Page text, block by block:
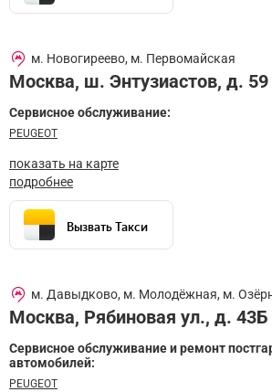
м. Новогиреево, м. Первомайская
Москва, ш. Энтузиастов, д. 59
Сервисное обслуживание:
PEUGEOT
показать на карте
подробнее
Вызвать Такси
м. Давыдково, м. Молодёжная, м.
Москва, Рябиновая ул., д. 43Б
Сервисное обслуживание и ремонт
автомобилей:
PEUGEOT